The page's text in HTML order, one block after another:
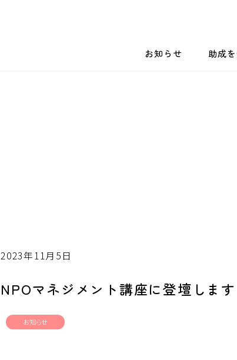
お知らせ 助成
2023年11月5日
NPOマネジメント講座に登壇します
お知らせ